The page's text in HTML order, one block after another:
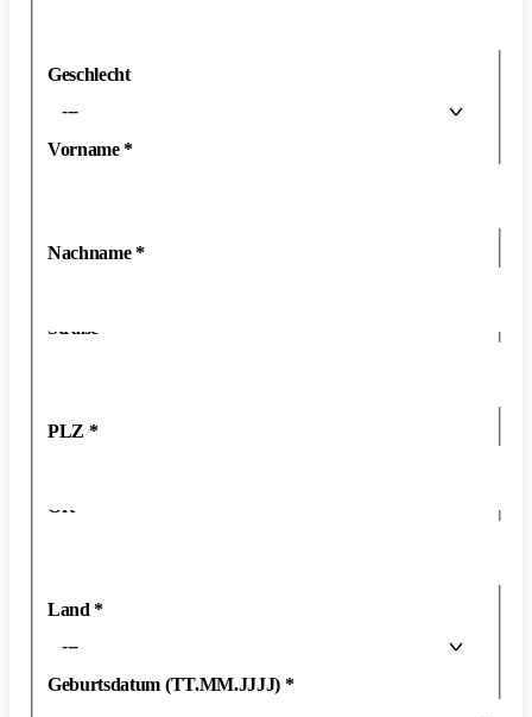
Geschlecht
---
Vorname*
Nachname*
Straße
PLZ *
Ort
Land*
---
Geburtsdatum (TT.MM.JJJJ) *